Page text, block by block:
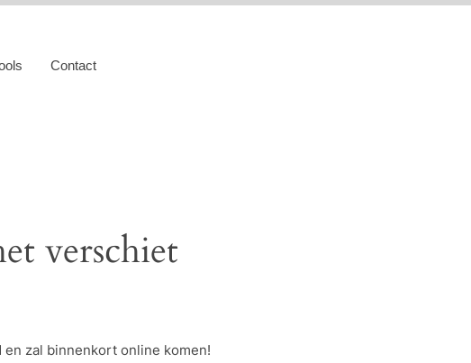
Contact
verschiet
zal binnenkort online komen!